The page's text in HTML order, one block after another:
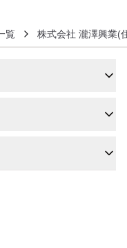
覧 株式会社 瀧澤興業(